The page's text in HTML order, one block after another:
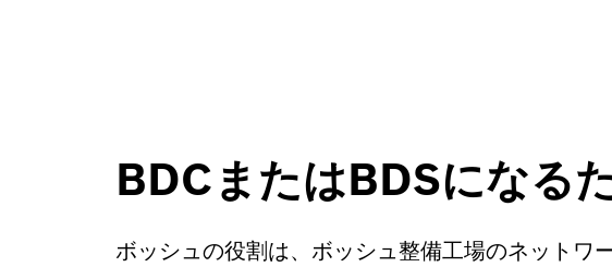
BDCまたはBDSになる
ボッシュの役割は、ボッシュ整備工場のネットワ